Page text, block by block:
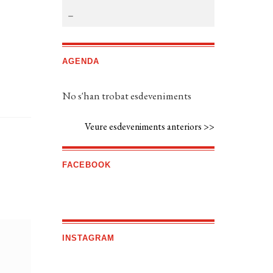
AGENDA
No s'han trobat esdeveniments
Veure esdeveniments anteriors >>
FACEBOOK
INSTAGRAM